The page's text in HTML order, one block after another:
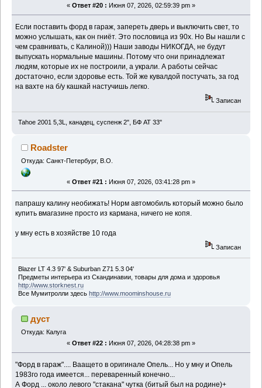
« Ответ #20 : Июня 07, 2026, 02:59:39 pm »
Если поставить форд в гараж, запереть дверь и выключить свет, то
можно услышать, как он гниёт. Это пословица из 90х. Но Вы нашли с
чем сравнивать, с Калиной))) Наши заводы НИКОГДА, не будут
выпускать нормальные машины. Потому что они принадлежат
людям, которые их не построили, а украли. А работы сейчас
достаточно, если здоровье есть. Той же кувалдой постучать, за год
на вахте на б/у кашкай настучишь легко.
Записан
Tahoe 2001 5,3L, канадец, суспенж 2", БФ АТ 33"
Roadster
Откуда: Санкт-Петербург, В.О.
« Ответ #21 : Июня 07, 2026, 03:41:28 pm »
папрашу калину необижать! Норм автомобиль который можно было
купить вмагазине просто из кармана, ничего не копя.
у мну есть в хозяйстве 10 года
Записан
Blazer LT 4.3 97' & Suburban Z71 5.3 04'
Предметы интерьера из Скандинавии, товары для дома и здоровья
http://www.storknest.ru
Все Мумитролли здесь http://www.moominshouse.ru
дуст
Откуда: Калуга
« Ответ #22 : Июня 07, 2026, 04:28:38 pm »
"Форд в гараж".... Ваащето в оригинале Опель... Но у мну и Опель
1983го года имеется... переваренный конечно...
А Форд ... около левого "стакана" чутка (битый был на родине)+